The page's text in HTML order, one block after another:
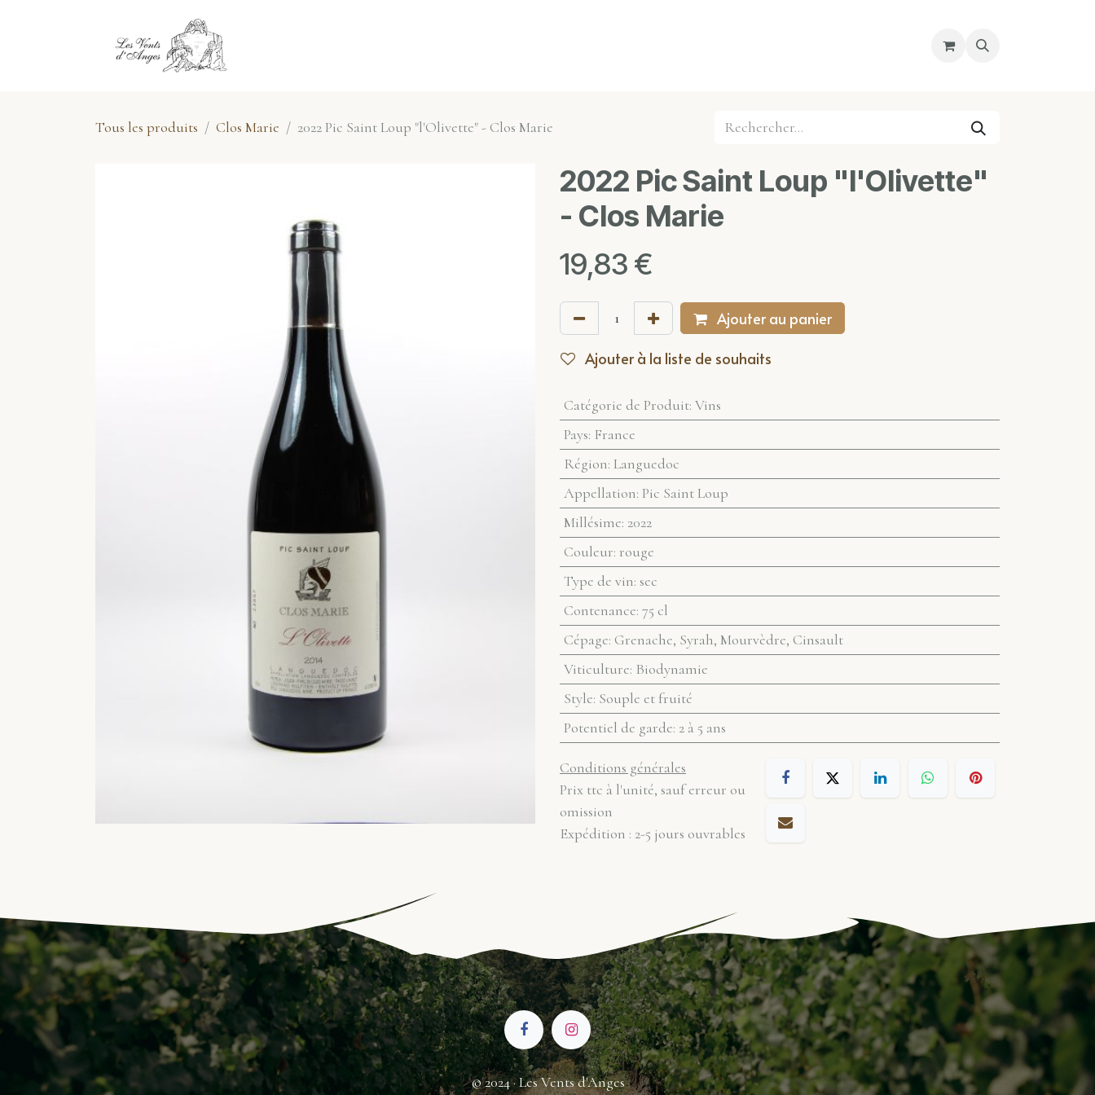
Cours
Tous les produits Clos Marie 2022 Pic Saint Loup "l'Olivette" - Clos Marie
2022 Pic Saint Loup "l'Olivette"
- Clos Marie
19,83 €
Ajouter au panier
Ajouter à la liste de souhaits
Catégorie de Produit: Vins
Pays: France
Région: Languedoc
Appellation: Pic Saint Loup
Millésime: 2022
Couleur: rouge
Type de vin: sec
Contenance: 75 cl
Cépage: Grenache, Syrah, Mourvèdre, Cinsault
Viticulture: Biodynamie
Style: Souple et fruité
Potentiel de garde: 2 à 5 ans
Conditions générales
Prix ttc à l'unité, sauf erreur ou
omission
Expédition : 2-5 jours ouvrables
© 2024 · Les Vents d'Anges